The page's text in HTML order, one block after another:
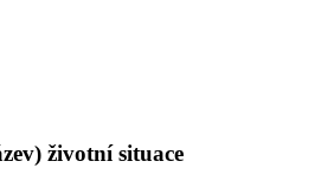
životní situace